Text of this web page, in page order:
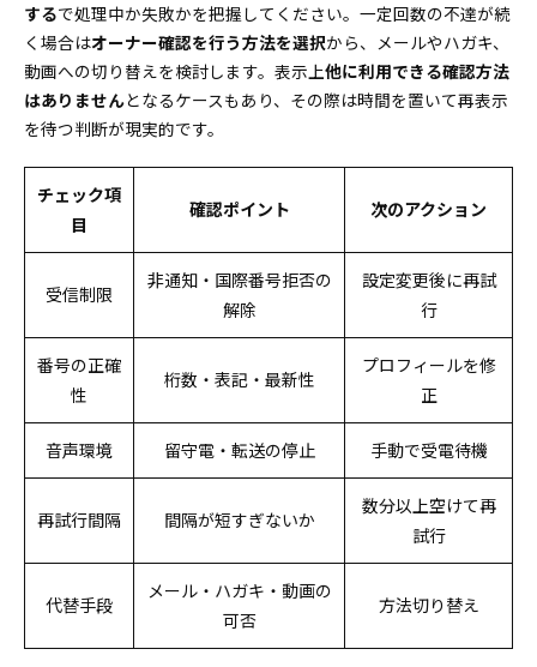
するで処理中か失敗かを把握してください。一定回数の不達が続
く場合はオーナー確認を行う方法を選択から、メールやハガキ、
動画への切り替えを検討します。表示上他に利用できる確認方法
はありませんとなるケースもあり、その際は時間を置いて再表示
を待つ判断が現実的です。
チェック項
目
確認ポイント 次のアクション
受信制限
非通知・国際番号拒否の
解除
設定変更後に再試
行
番号の正確
性
桁数・表記・最新性
プロフィールを修
正
音声環境 留守電・転送の停止 手動で受電待機
再試行間隔 間隔が短すぎないか
数分以上空けて再
試行
代替手段
メール・ハガキ・動画の
可否
方法切り替え